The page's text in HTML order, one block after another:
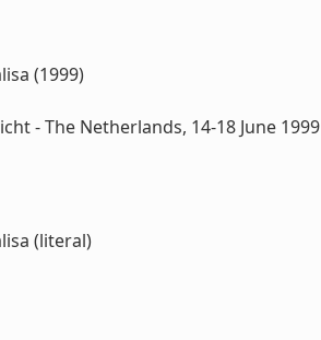
(1999)
- The Netherlands, 14-18 June 1999
(literal)